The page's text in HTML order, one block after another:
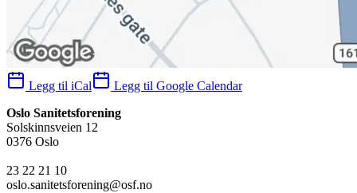
Legg til iCal
Legg til Google Calendar
Oslo Sanitetsforening
Solskinnsveien 12
0376 Oslo
23 22 21 10
oslo.sanitetsforening@osf.no